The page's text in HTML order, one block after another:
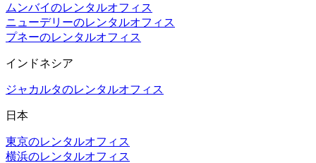
ムンバイのレンタルオフィス
ニューデリーのレンタルオフィス
プネーのレンタルオフィス
インドネシア
ジャカルタのレンタルオフィス
日本
東京のレンタルオフィス
横浜のレンタルオフィス